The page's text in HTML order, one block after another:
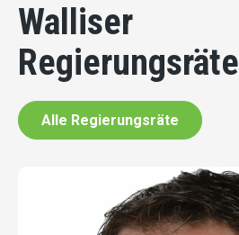
Walliser
Regierungsräte
Alle Regierungsräte